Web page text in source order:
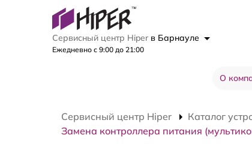
Сервисный центр Hiper в Барнауле
Ежедневно с 9:00 до 21:00
О
Сервисный центр Hiper Каталог
Замена контроллера питания